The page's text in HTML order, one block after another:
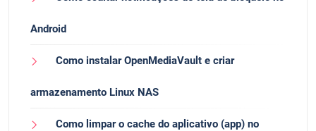
Android
Como instalar OpenMediaVault e criar
armazenamento Linux NAS
Como limpar o cache do aplicativo (app) no